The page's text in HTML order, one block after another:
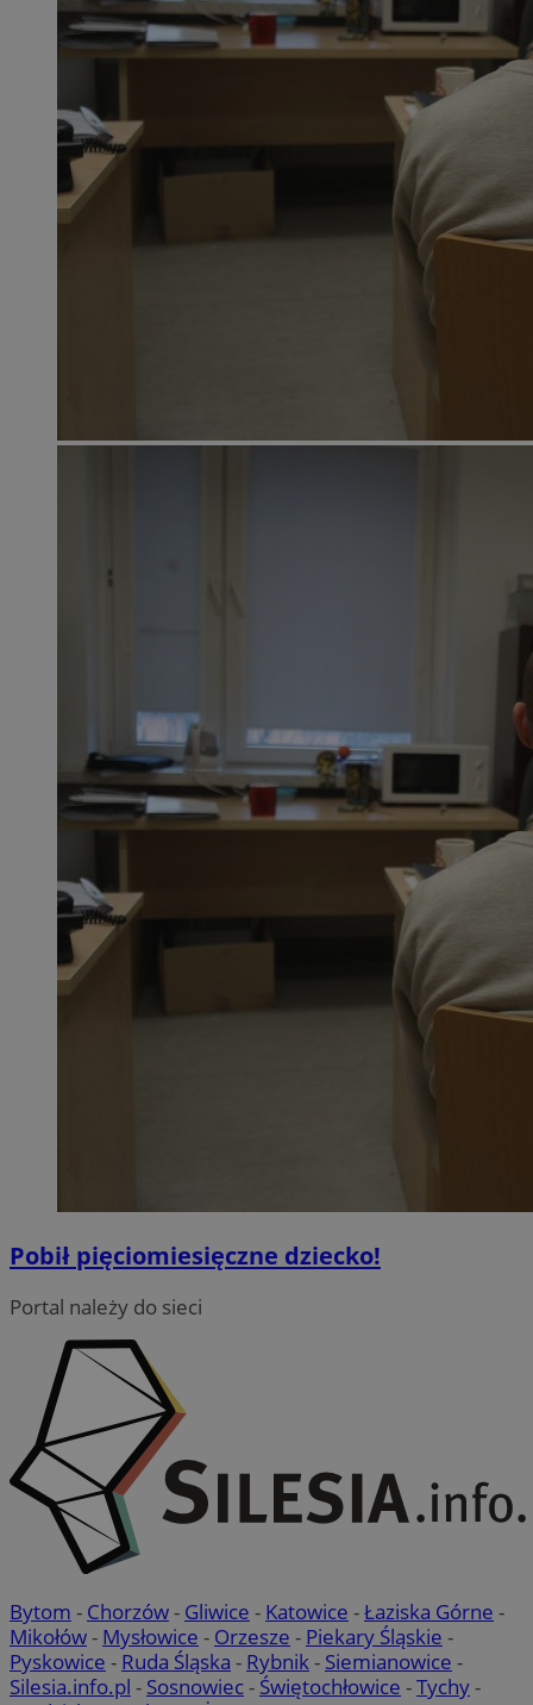
Pobił pięciomiesięczne dziecko!
Portal należy do sieci
Bytom - Chorzów- Gliwice - Katowice -Łaziska Górne -
Mikołów- Mysłowice - Orzesze - Piekary Śląskie -
Pyskowice - Ruda Śląska - Rybnik- Siemianowice -
Silesia.info.pl - Sosnowiec- Świętochłowice -Tychy-